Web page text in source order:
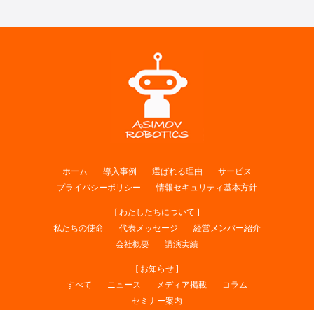
ホーム 導入事例 選ばれる理由
サービス
プライバシーポリシー
情報セキュリティ基本方針
[ わたしたちについて ]
私たちの使命
代表メッセージ
経営メンバー紹介
会社概要
講演実績
[ お知らせ ]
すべて
ニュース メディア掲載
コラム
セミナー案内